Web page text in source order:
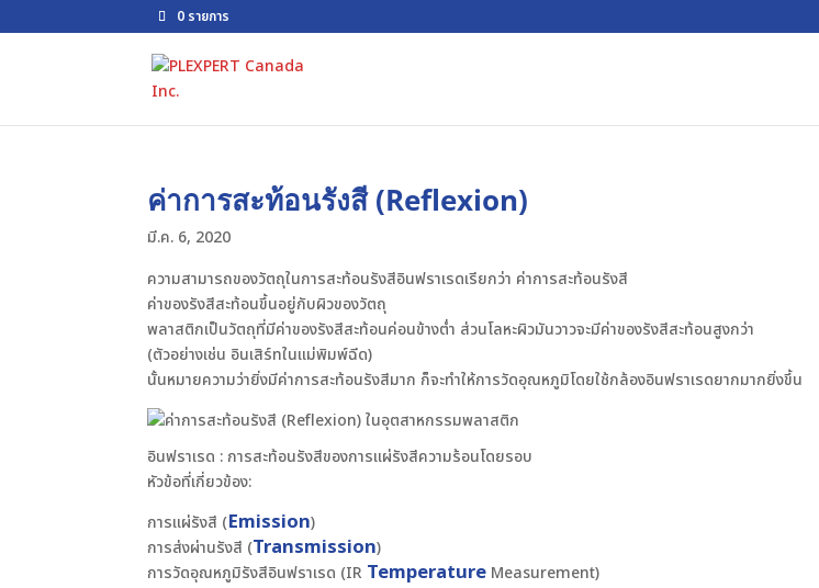
0 รายการ
ค่าการสะท้อนรังสี (Reflexion)
มี.ค. 6, 2020
ความสามารถของวัตถุในการสะท้อนรังสีอินฟราเรดเรียกว่า ค่าการสะท้อนรังสี
ค่าของรังสีสะท้อนขึ้นอยู่กับผิวของวัตถุ
พลาสติกเป็นวัตถุที่มีค่าของรังสีสะท้อนค่อนข้างต่ำ ส่วนโลหะผิวมันวาวจะมีค่าของรังสีสะท้อนสูงกว่า
(ตัวอย่างเช่น อินเสิร์ทในแม่พิมพ์ฉีด)
นั้นหมายความว่ายิ่งมีค่าการสะท้อนรังสีมาก ก็จะทำให้การวัดอุณหภูมิโดยใช้กล้องอินฟราเรดยากมากยิ่งขึ้น
อินฟราเรด : การสะท้อนรังสีของการแผ่รังสีความร้อนโดยรอบ
หัวข้อที่เกี่ยวข้อง:
การแผ่รังสี (Emission)
การส่งผ่านรังสี (Transmission)
การวัดอุณหภูมิรังสีอินฟราเรด (IR Temperature Measurement)